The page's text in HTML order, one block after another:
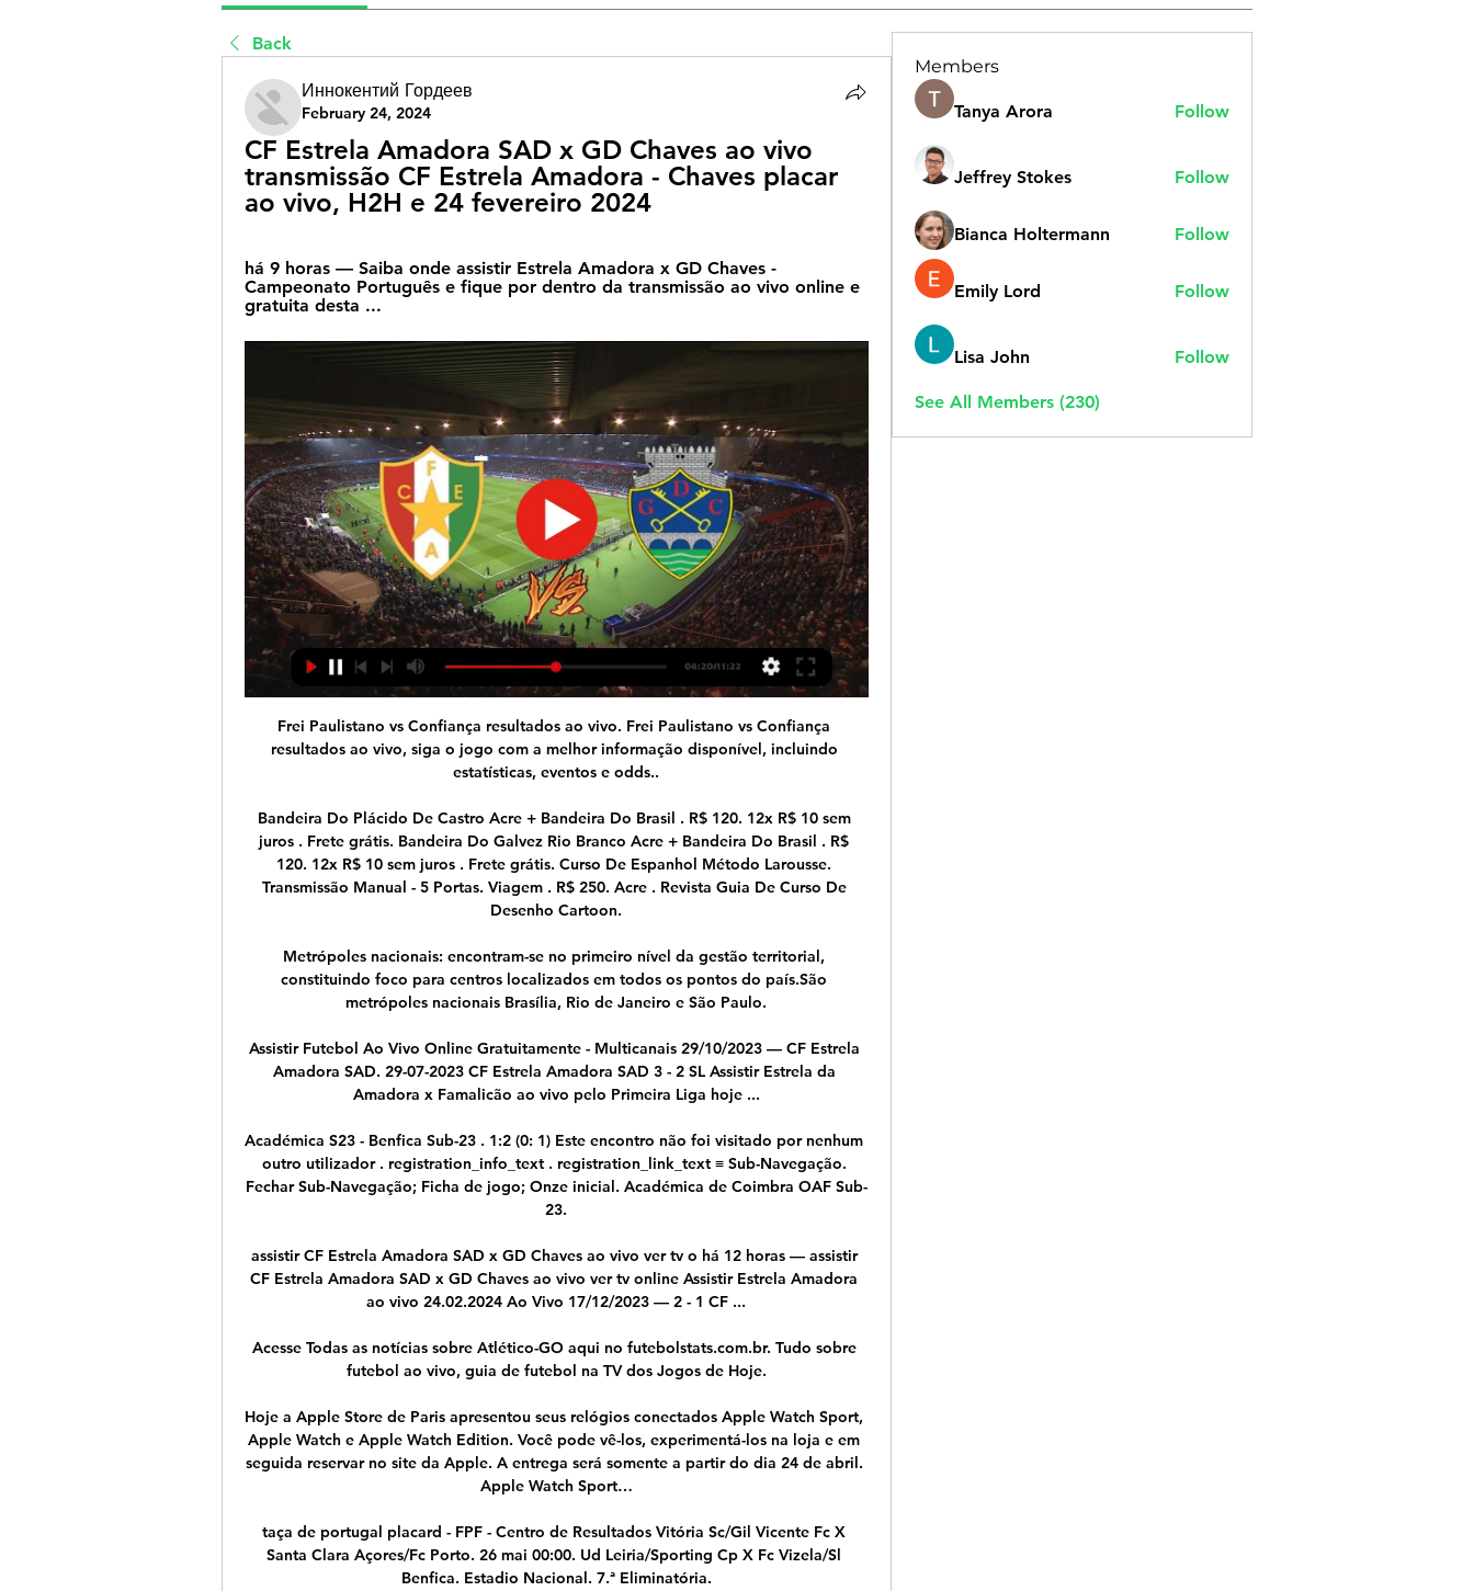
Back
Иннокентий Гордеев
February 24, 2024
CF Estrela Amadora SAD x GD Chaves ao vivo
transmissão CF Estrela Amadora - Chaves placar
ao vivo, H2H e 24 fevereiro 2024
há 9 horas — Saiba onde assistir Estrela Amadora x GD Chaves -
Campeonato Português e fique por dentro da transmissão ao vivo online e
gratuita desta ...
Frei Paulistano vs Confiança resultados ao vivo. Frei Paulistano vs Confiança resultados ao vivo, siga o jogo com a melhor informação disponível, incluindo estatísticas, eventos e odds..

Bandeira Do Plácido De Castro Acre + Bandeira Do Brasil . R$ 120. 12x R$ 10 sem juros . Frete grátis. Bandeira Do Galvez Rio Branco Acre + Bandeira Do Brasil . R$ 120. 12x R$ 10 sem juros . Frete grátis. Curso De Espanhol Método Larousse. Transmissão Manual - 5 Portas. Viagem . R$ 250. Acre . Revista Guia De Curso De Desenho Cartoon.

Metrópoles nacionais: encontram-se no primeiro nível da gestão territorial, constituindo foco para centros localizados em todos os pontos do país.São metrópoles nacionais Brasília, Rio de Janeiro e São Paulo.

Assistir Futebol Ao Vivo Online Gratuitamente - Multicanais 29/10/2023 — CF Estrela Amadora SAD. 29-07-2023 CF Estrela Amadora SAD 3 - 2 SL Assistir Estrela da Amadora x Famalicão ao vivo pelo Primeira Liga hoje ...

Académica S23 - Benfica Sub-23 . 1:2 (0: 1) Este encontro não foi visitado por nenhum outro utilizador . registration_info_text . registration_link_text ≡ Sub-Navegação. Fechar Sub-Navegação; Ficha de jogo; Onze inicial. Académica de Coimbra OAF Sub-23.

assistir CF Estrela Amadora SAD x GD Chaves ao vivo ver tv o há 12 horas — assistir CF Estrela Amadora SAD x GD Chaves ao vivo ver tv online Assistir Estrela Amadora ao vivo 24.02.2024 Ao Vivo 17/12/2023 — 2 - 1 CF ...

Acesse Todas as notícias sobre Atlético-GO aqui no futebolstats.com.br. Tudo sobre futebol ao vivo, guia de futebol na TV dos Jogos de Hoje.

Hoje a Apple Store de Paris apresentou seus relógios conectados Apple Watch Sport, Apple Watch e Apple Watch Edition. Você pode vê-los, experimentá-los na loja e em seguida reservar no site da Apple. A entrega será somente a partir do dia 24 de abril. Apple Watch Sport…

taça de portugal placard - FPF - Centro de Resultados Vitória Sc/Gil Vicente Fc X Santa Clara Açores/Fc Porto. 26 mai 00:00. Ud Leiria/Sporting Cp X Fc Vizela/Sl Benfica. Estadio Nacional. 7.ª Eliminatória.

KV Kortrijk - KV Oostende in Kortrijk, Guldensporenstadion, zaterdag, 30. september 2017 --Des Prêts commerciaux -Des Prêts personnels -Des Prêts de financement -Des Prêts immobilier Et tout allant de 5 000 euros à 800 000 euros.

[[ASSISTIR AO VIVO>>>>]] assistir GD Chaves x CF Estrela 24/09/2023 — [ASSISTIR AO VIVO>>>>]] assistir GD Chaves x CF Estrela Amadora ao vivo hoje 24 setembro 2023 O Grupo Desportivo de Chaves é um clube ...

Em conferência de imprensa, Hélder Cristovão considerou que a vitória dos visitantes “foi muito saborosa” e que apesar das sucessivas ocasiões de perigo que a Académica oferecia, o Benfica B, depois de cada golo, “tornou-se uma equipa cada vez mais segura”.

Treinadora de ginástica, Ana Figueiredo, salva atleta, Rafael Domingos, de grave lesão.. Percurso de Cristiano Ronaldo no Sporting - Sporting TV (13/01/2015) - Duration: 22:58.

Estrela Amadora x Chaves ao vivo assistir Chaves x Estrela d há 7 horas — [HD AO VIVO] assistir CF Estrela Amadora SAD e GD Chaves ao há 3 horas — [HD AO VIVO] assistir CF Estrela Amadora SAD e GD Chaves ao vivo online ...

Sessão teve transmissão on line pela TJD/TV Nesta segunda-feira a Segunda Comissão Disciplinar do Tribunal de Justiça Desportiva do Amazonas realizou mais uma sessão. Ao todo três processos na pauta.. Amazonas Série A: Fast Clube e Amazonas FC vencem. Penarol e Manaus FC empatam.

Avaí 1×1 Chapecoense Precisando de um Site? Peça Seu Orçamento Agora Mesmo! Chapecoense 1×1 Avaí Avaí x Chapecoense Pênaltis Chapecoense x Avaí Pênaltis Chapecoense 2×4 Avaí Avaí 4×2 Chapecoense Avaí campeão penaltis avaí avaí penaltis chapecoense penalti chapecoense penaltis Campeonato Catarinense Link Original Postagens Relacionadas:AVAÍ CAMPEÃO CATARINENSE 2019  …

A Transmissão da Fox Sports Brasil é tão real, que parece a de uma pessoa que tem miopia ou visão embaçada Logo da segunda divisão da Libertadores. Há 90 séculos que a transmissão da Libertadores no Brasil é dominada pela demoníaca Rede Globo , que compra os direitos de exibição do torneio, mas prefere ficar mostrando jogos ridículos das primeiras rodadas da Copa do Brasil.

Tecnologia - Usuários relatam problemas para acessar WhatsApp São Paulo - Cazares é oferecido ao São Paulo, mas contratação é descartada pelo tricolor Energisa - Hospitais recebem R$ 2,3 milhões em melhorias de eficiência energética Economia - "Prévia do PIB" frustra, e retomada da economia será mais lenta que o esperado São Paulo - Clubes argentinos pedem adiamento da.

Já o Vasco da Gama, após ter regressado esta temporada ao Brasileirão, vive longe dos momentos de glória e dos lugares de topo da tabela classificativa. O Gigante da Colina é o atual penúltimo classificado com 23 pontos e procura assegurar a manutenção que está a 8 pontos de distância, o Goiás é o clube que ocupa o último lugar acima da linha de água (16.º lugar).

O embate ocorreu na via de trânsito da direita, na hemi faixa de rodagem do mesmo lado, na estrada nacional nº 14, e a cerca de 2,60 metros do passeio, do lado direito, atento o sentido Porto / Vila Nova de Famalicão, tendo o veículo MX ficado imobilizado na via de transito da esquerda, da aludida hemi faixa de rodagem e o veículo FN em.

JOGO Chaves x Sporting – 13-01-2024 Ao vivo e online 13/01/2024 — 08-07-2023 GD Chaves 1 - 1 Fafe. 27-05-2023 GD Chaves 1 - 4 Boavista FC CF Estrela Amadora SAD. 26-05-2023 Vizela 1 - 2 Sporting CP. 21-05 ...

Resumo: Chaves 0-3 Sporting - Liga Portugal Betclic | sport tv YouTube YouTube 4:57 YouTube sport tv há 1 mês há 1 mês

Estrela da Amadora vs Chaves Placar ao vivo Estrela da Amadora vs Chaves placar ao vivo (e transmissão ao vivo online) começa em 2024/02/24 às 10:00:00 horário UTC em Primeira Liga. Aqui no Estrela da ...

*All archives* | *Admin* 富山イベント情報発信室 - ライブ パーティ 女子会 出会い 勉強会 クーポン ライヴ、パーティ、講演会など富山県内のホットなイベント情報を情報発信しています。ここに来れば富山のイベント情報が分かるというブログ作りを目標としていま …

A Taça JK, o primeiro turno do Candangão já definiu seus semifinalistas, o Grêmio embala de vez depois da quarta vitória seguida, o Galo sofre, mas mantém a liderança invicta, o Palmeiras assume a liderança depois do tropeço do Corinthians e no Rio, o Botafogo venceu o clássico contra o Vasco.

— RB Leipzig (@DieRotenBullen) August 13, 2020 Com a vitória a equipe garantiu a vaga na semifinal, na qual enfrentará o PSG do atacante brasileiro Neymar. Leia também: Previsões para o.

Estrela Amadora x Chaves ao vivo assistir tv ESTRELA há 4 horas — [HD AO VIVO] assistir CF Estrela Amadora SAD e GD Chaves ao há 4 horas — [HD AO VIVO] assistir CF Estrela Amadora SAD e GD Chaves ao vivo online ...

Art. 1º - A 49ª COPA TRIBUNA DE FUTEBOL DE CATEGORIAS DE BASE, do ano 2.007, será disputado por 25 (vinte e cinco) associações que o integram, sendo promovido, organizado e dirigido pela Federação Paranaense de Futebol, obedecendo ao disposto nestas Normas Especiais, o Regulamento Geral das Competições Organizadas pela F.P.F. para o ano de 2008, seus anexos, Resoluções, Estatuto da.

“Se tudo der certo, dia 8 de julho reiniciaremos o Catarinense”, diz presidente da FCF Mais de 650 pessoas já fizeram teste para o coronavírus em São Miguel do Oeste Primeira morte por coronavírus é registrada em Abelardo Luz

Em meio à suspensão de torneios de futebol em meio à crise do coronavírus Covid-19, alguns canais estarão transmitindo reprises de grandes jogos do passado nas próximas semanas. Os horários.

Assistir Porto ao vivo nunca foi tão rápido e fácil, os melhores jogos do Porto é aqui no FuteMax.tv. Menu.. Assistir Porto x Portimonense ao vivo 23/02/2020 grátis. 23 fev, 2020. Assistir Bayer Leverkusen x Porto ao vivo online 20/02/2020.. Assistir Porto x Gil Vicente ao vivo …

O Sport foi derrotado pelo Brusque por 2 a 1, enquanto o Coritiba tropeçou por 1 a 0. Os clubes da Série A classificados para a segunda fase até aqui são Botafogo, Vasco, Atlético-MG, Goiás, América-MG e Ceará. Cruzeiro, Atlético-GO e Fluminense ainda não estrearam. Flamengo, Grêmio, Corinthians, Internacional, São Paulo, Santos.

Taco madeira maciça importado + bola de beisebol em couro importada república dominicana - somente venda - não faço entregas - tratar no watzap 9 9181 7138 - para vender rapido - menor preço já anunciado  …

Fluminense x Figueirense ao VIVO Online – Assistir jogo Fluminense x Figueirense ao VIVO. Fluminense e Figueirense ao VIVO-O Futebol é uma mania nacional, o brasileiro para pra assistir futebol ao vivo, seja na tela da Globo, ou na Band, ou na internet.Aqui você encontrará as informações necessárias para assistir o jogo do Fluminense e Figueirense ao vivo na internet.

Essa emissora de televisão por assinatura vinha nos últimos anos fechando com vários clubes das Séries A e B a transmissão de seus jogos do Campeonato Brasileiro a partir de 2019, quando os contratos poderiam estar em período novo de vigência e os acordos com a antiga transmissora de futebol findados.

Ferroviário Campeão Cearense 1988 O Ferroviário já viveu grandes dias no futebol Cearense. Distante de conquistas desde os anos 90 o Ferão era campeão estadual do ano de 1988. Postado por Marcio Silveira Borba às 21:51.. CSA (5) CSKA Moscou (1) CSKA Sófia (2)

Nossas dicas, pesquisa e estatísticas de Vasco da Gama v Goias podem ser encontradas aqui (junto com as melhores chances). Entrando neste jogo, o histórico mostra que o Goias : não perdeu para o Vasco da Gama em jogos disputados fora de casa nos últimos 2 jogos.

PALPITES FUTEBOL - PALPITE E GANHE PRÊMIOS - RESULTADOS AO VIVO. Plácido de Castro 0 x 0 Galvez - Campeonato Acreano - 2018 - 4ª Rodada. Plácido de Castro e Galvez enfrentaram-se pela(o) 4ª Rodada do (a) Campeonato Acreano - 2018. A partida aconteceu no dia 25/02/2018, as 16:15, horário de …

Garotas ao Vivo se exibindo e disponível para bate-papo. Mulheres em vídeos de sexo ao vivo. Garotas ao Vivo Transex ao Vivo Garotos ao Vivo Transboys ao Vivo . Cadastre-se Grátis Área de Modelos Suporte. Português / Brasil . Englis
Members
Tanya Arora Follow
Jeffrey Stokes Follow
Bianca Holtermann Follow
Emily Lord Follow
Lisa John Follow
See All Members (230)